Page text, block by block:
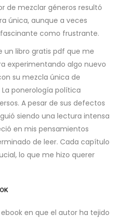
de mezclar géneros resultó
única, aunque a veces
como frustrante.
un libro gratis pdf que me
experimentando algo nuevo
su mezcla única de
ponerología política
A pesar de sus defectos
siendo una lectura intensa
en mis pensamientos
de leer. Cada capítulo
lo que me hizo querer
en que el autor ha tejido